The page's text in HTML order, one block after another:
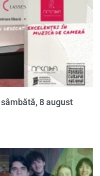
8 august